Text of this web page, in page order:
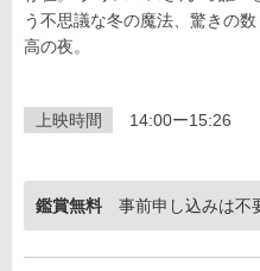
う不思議な冬の魔法、驚きの
高の夜。
上映時間 14:00ー15:26
鑑賞無料 事前申し込みは不